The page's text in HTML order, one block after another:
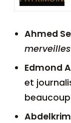
Ahmed
merveilles
Edmond
et
beaucoup
Abdelkrim